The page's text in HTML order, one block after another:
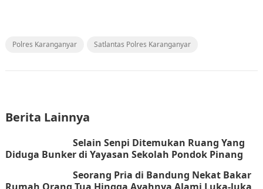
Polres Karanganyar Satlantas Polres Karanganyar
Berita Lainnya
Selain Senpi Ditemukan Ruang Yang
Diduga Bunker di Yayasan Sekolah Pondok Pinang
Seorang Pria di Bandung Nekat Bakar